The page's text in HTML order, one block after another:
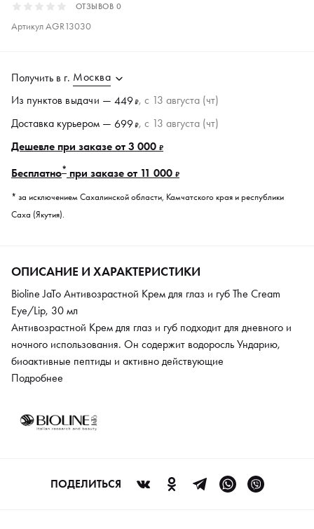
ОТЗЫВОВ 0
АртикулAGR13030
Получить в г. Москва
Из пунктов выдачи — 449₽, c 13 августа (чт)
Доставка курьером — 699₽, c 13 августа (чт)
Дешевле при заказе от 3 000 ₽
Бесплатно* при заказе от 11 000 ₽
* за исключением Сахалинской области, Камчатского края и республики
Саха (Якутия).
ОПИСАНИЕ И ХАРАКТЕРИСТИКИ
Bioline JaTo Антивозрастной Крем для глаз и губ The Cream
Eye/Lip, 30 мл
Антивозрастной Крем для глаз и губ подходит для дневного и
ночного использования. Он содержит водоросль Ундарию,
биоактивные пептиды и активно действующие
омолаживающие компоненты. Крем помогает расслабить
более упругой и эластичной. Защищает от агрессивного
внешнего воздействия негативных факторов.
Подробнее
ПОДЕЛИТЬСЯ